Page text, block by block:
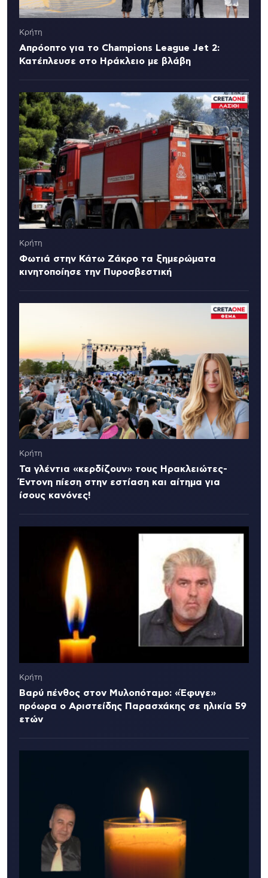
Κρήτη
Απρόοπτο για το Champions League Jet 2:
Κατέπλευσε στο Ηράκλειο με βλάβη
Κρήτη
Φωτιά στην Κάτω Ζάκρο τα ξημερώματα
κινητοποίησε την Πυροσβεστική
Κρήτη
Τα γλέντια «κερδίζουν» τους Ηρακλειώτες-
Έντονη πίεση στην εστίαση και αίτημα για
ίσους κανόνες!
Κρήτη
Βαρύ πένθος στον Μυλοπόταμο: «Έφυγε»
πρόωρα ο Αριστείδης Παρασχάκης σε ηλικία 59
ετών